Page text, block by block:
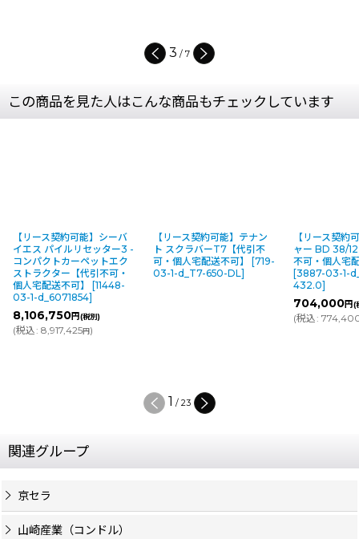
3 / 7
この商品を見た人はこんな商品もチェックしています
【リース契約可能】シーバ
イエス パイルリセッター3 -
コンパクトカーペットエク
ストラクター【代引不可・
個人宅配送不可】
[11448-
03-1-d_6071854]
8,106,750円(税別)
(税込: 8,917,425円)
【リース契約可能】テナン
ト スクラバーT7【代引不
可・個人宅配送不可】
[719-
03-1-d_T7-650-DL]
【リース契約
ャー BD 38/
不可・個人宅
[3887-03-1-
432.0]
704,000円(
(税込:
1 / 23
関連グループ
京セラ
山崎産業（コンドル）